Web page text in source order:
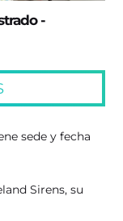
-
sede y fecha
Sirens, su